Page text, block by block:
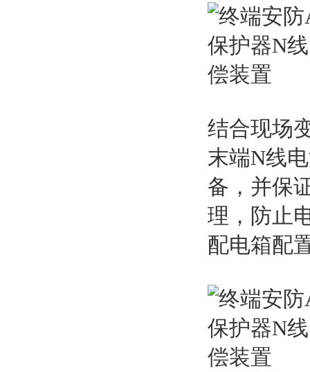
结合现场
末端N线
备，并保
理，防止
配电箱配